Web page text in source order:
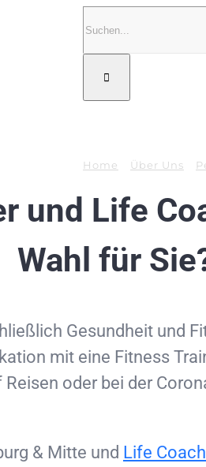
Home Über Uns
und Life
Wahl für
Gesundheit und
mit eine Fitness
oder bei der
& Mitte und Life